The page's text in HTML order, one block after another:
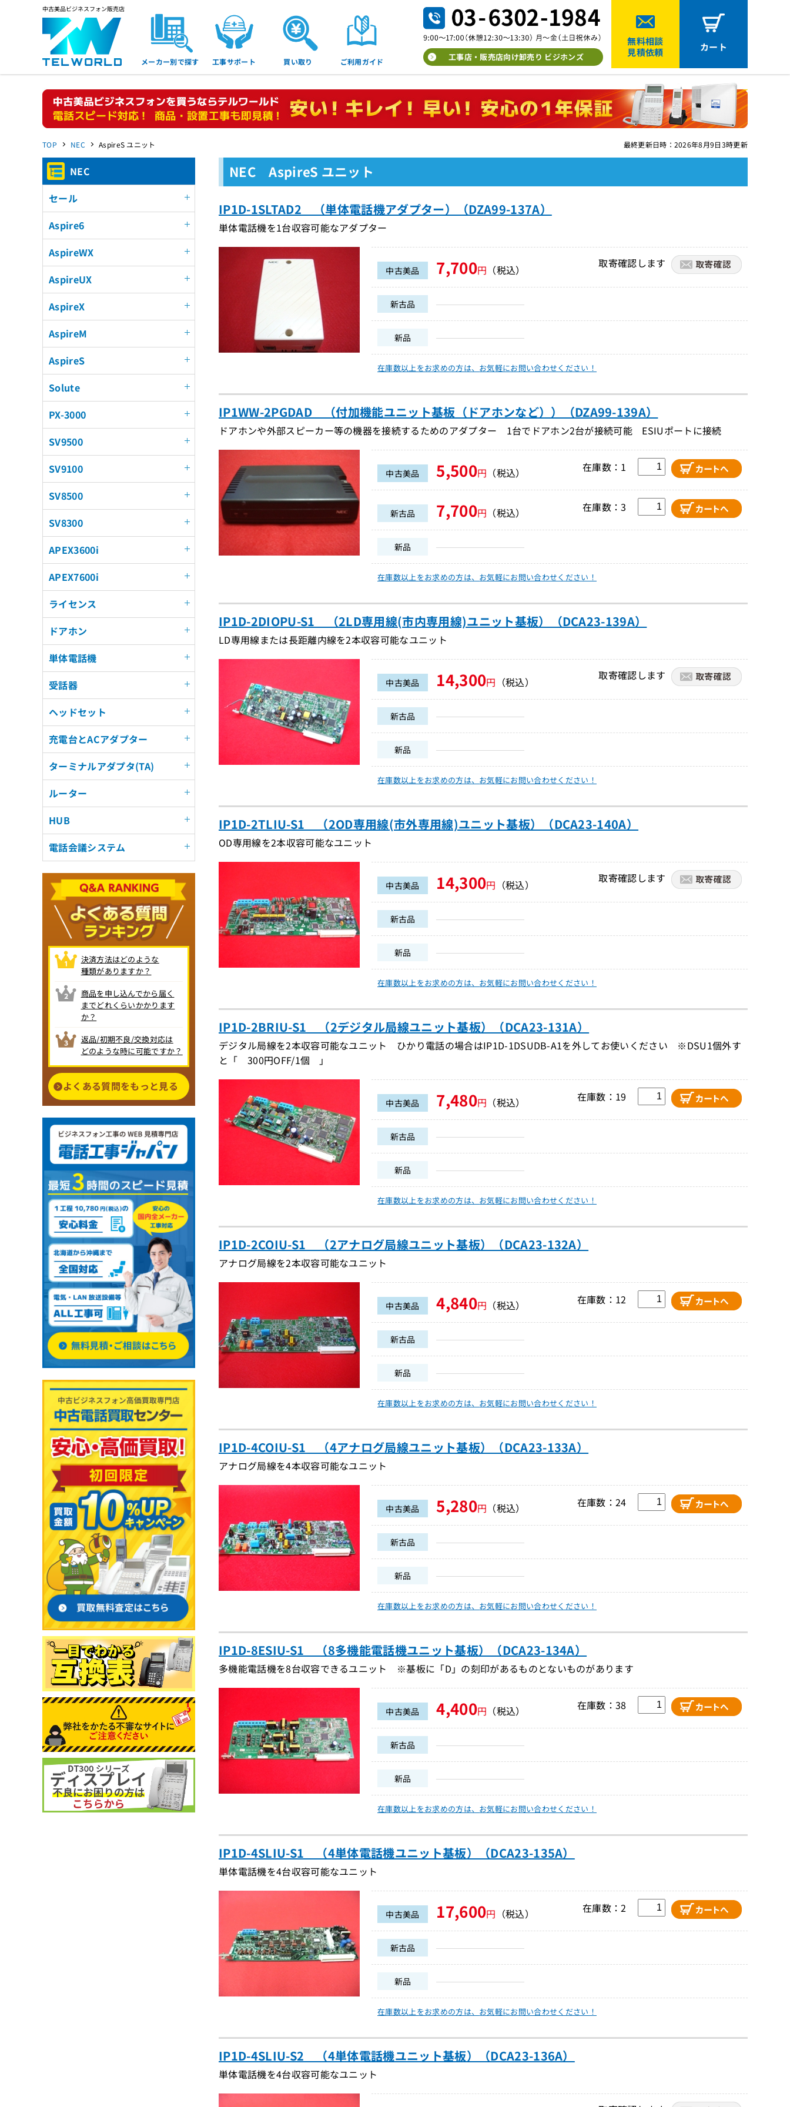
中古美品ビジネスフォン販売店
メーカー別で探す 工事サポート 買い取り ご利用ガイド 工事店・販売店向け卸売り ビジホンズ
無料相談
見積依頼
カート
最終更新日時：2026年8月9日3時更新
TOP NEC AspireS ユニット
NEC AspireS ユニット
IP1D-1SLTAD2 （単体電話機アダプター）（DZA99-137A）
単体電話機を1台収容可能なアダプター
中古美品 7,700円 （税込） 取寄確認します
新古品
新品
在庫数以上をお求めの方は、 お気軽にお問い合わせください！
IP1WW-2PGDAD （付加機能ユニット基板（ドアホンなど））（DZA99-139A）
ドアホンや外部スピーカー等の機器を接続するためのアダプター 1台でドアホン2台が接続可能 ESIUポートに接続
中古美品 5,500円 （税込） 在庫数：1
新古品 7,700円 （税込） 在庫数：3
新品
在庫数以上をお求めの方は、 お気軽にお問い合わせください！
IP1D-2DIOPU-S1 （2LD専用線(市内専用線)ユニット基板）（DCA23-139A）
LD専用線または長距離内線を2本収容可能なユニット
中古美品 14,300円 （税込） 取寄確認します
新古品
新品
在庫数以上をお求めの方は、 お気軽にお問い合わせください！
IP1D-2TLIU-S1 （2OD専用線(市外専用線)ユニット基板）（DCA23-140A）
OD専用線を2本収容可能なユニット
中古美品 14,300円 （税込） 取寄確認します
新古品
新品
在庫数以上をお求めの方は、 お気軽にお問い合わせください！
IP1D-2BRIU-S1 （2デジタル局線ユニット基板）（DCA23-131A）
デジタル局線を2本収容可能なユニット ひかり電話の場合はIP1D-1DSUDB-A1を外してお使いください ※DSU1個外す
と「 300円OFF/1個 」
中古美品 7,480円 （税込） 在庫数：19
新古品
新品
在庫数以上をお求めの方は、 お気軽にお問い合わせください！
IP1D-2COIU-S1 （2アナログ局線ユニット基板）（DCA23-132A）
アナログ局線を2本収容可能なユニット
中古美品 4,840円 （税込） 在庫数：12
新古品
新品
在庫数以上をお求めの方は、 お気軽にお問い合わせください！
IP1D-4COIU-S1 （4アナログ局線ユニット基板）（DCA23-133A）
アナログ局線を4本収容可能なユニット
中古美品 5,280円 （税込） 在庫数：24
新古品
新品
在庫数以上をお求めの方は、 お気軽にお問い合わせください！
IP1D-8ESIU-S1 （8多機能電話機ユニット基板）（DCA23-134A）
多機能電話機を8台収容できるユニット ※基板に「D」の刻印があるものとないものがあります
中古美品 4,400円 （税込） 在庫数：38
新古品
新品
在庫数以上をお求めの方は、 お気軽にお問い合わせください！
IP1D-4SLIU-S1 （4単体電話機ユニット基板）（DCA23-135A）
単体電話機を4台収容可能なユニット
中古美品 17,600円 （税込） 在庫数：2
新古品
新品
在庫数以上をお求めの方は、 お気軽にお問い合わせください！
IP1D-4SLIU-S2 （4単体電話機ユニット基板）（DCA23-136A）
単体電話機を4台収容可能なユニット
NEC
セール
Aspire6
AspireWX
AspireUX
AspireX
AspireM
AspireS
Solute
PX-3000
SV9500
SV9100
SV8500
SV8300
APEX3600i
APEX7600i
ライセンス
ドアホン
単体電話機
受話器
ヘッドセット
充電台とACアダプター
ターミナルアダプタ(TA)
ルーター
HUB
電話会議システム
決済方法はどのような
種類がありますか？
商品を申し込んでから届く
までどれくらいかかります
か？
返品/初期不良/交換対応は
どのような時に可能ですか？
よくある質問をもっと見る